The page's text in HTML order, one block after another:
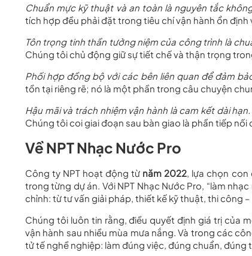
Chuẩn mực kỹ thuật và an toàn là nguyên tắc
tích hợp đều phải đặt trong tiêu chí vận hành ổn định
Tôn trọng tinh thần tưởng niệm của công trình là
Chúng tôi chủ động giữ sự tiết chế và thận trọng
Phối hợp đồng bộ với các bên liên quan để đảm
tồn tại riêng rẽ; nó là một phần trong câu chuyện
Hậu mãi và trách nhiệm vận hành là cam kết dài hạn.
Chúng tôi coi giai đoạn sau bàn giao là phần tiếp nối
Về NPT Nhạc Nước Pro
Công ty NPT hoạt động từ năm 2022 , lựa chọn
trong từng dự án. Với NPT Nhạc Nước Pro, “làm
chỉnh: từ tư vấn giải pháp, thiết kế kỹ thuật, thi công
Chúng tôi luôn tin rằng, điều quyết định giá trị của
vận hành sau nhiều mùa mưa nắng. Và trong các
tử tế nghề nghiệp: làm đúng việc, đúng chuẩn, đúng